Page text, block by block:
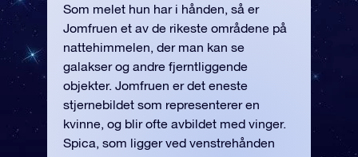
Som melet hun har i hånden, så er
Jomfruen et av de rikeste områdene på
nattehimmelen, der man kan se
galakser og andre fjerntliggende
objekter. Jomfruen er det eneste
stjernebildet som representerer en
kvinne, og blir ofte avbildet med vinger.
Spica, som ligger ved venstrehånden